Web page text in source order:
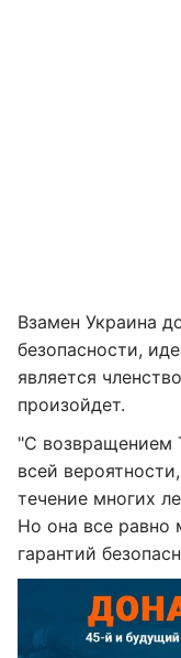
Взамен Украина
безопасности,
является
произойдет.
"С возвращением
всей
течение многих
Но она все
гарантий